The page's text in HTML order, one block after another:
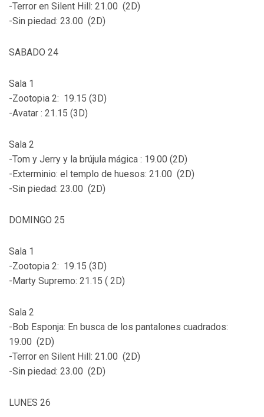
-Terror en Silent Hill: 21.00 (2D)
-Sin piedad: 23.00 (2D)
SABADO 24
Sala 1
-Zootopia 2: 19.15 (3D)
-Avatar : 21.15 (3D)
Sala 2
-Tom y Jerry y la brújula mágica : 19.00 (2D)
-Exterminio: el templo de huesos: 21.00 (2D)
-Sin piedad: 23.00 (2D)
DOMINGO 25
Sala 1
-Zootopia 2: 19.15 (3D)
-Marty Supremo: 21.15 ( 2D)
Sala 2
-Bob Esponja: En busca de los pantalones cuadrados:
19.00 (2D)
-Terror en Silent Hill: 21.00 (2D)
-Sin piedad: 23.00 (2D)
LUNES 26